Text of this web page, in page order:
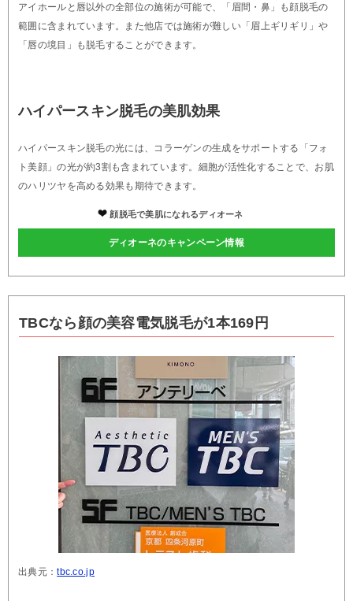
アイホールと唇以外の全部位の施術が可能で、「眉間・鼻」も顔脱毛の
範囲に含まれています。また他店では施術が難しい「眉上ギリギリ」や
「唇の境目」も脱毛することができます。
ハイパースキン脱毛の美肌効果
ハイパースキン脱毛の光には、コラーゲンの生成をサポートする「フォ
ト美顔」の光が約3割も含まれています。細胞が活性化することで、お肌
のハリツヤを高める効果も期待できます。
顔脱毛で美肌になれるディオーネ
ディオーネのキャンペーン情報
TBCなら顔の美容電気脱毛が1本169円
出典元：tbc.co.jp